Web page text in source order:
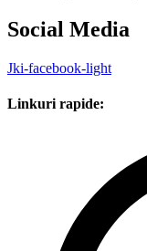
Social Media
Jki-facebook-light
Linkuri rapide: